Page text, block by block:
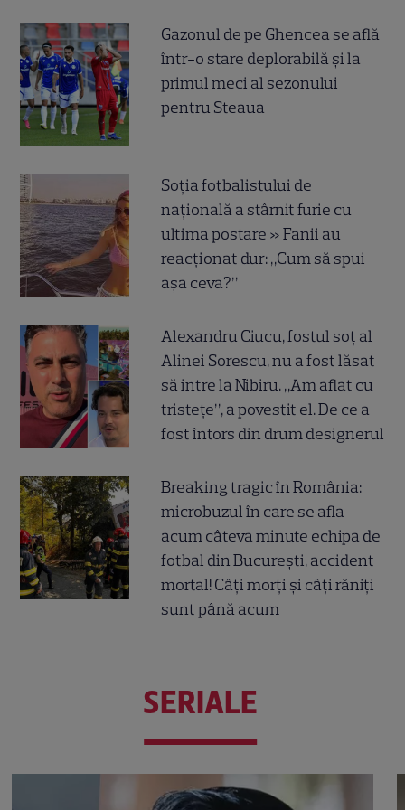
Gazonul de pe Ghencea se află
într-o stare deplorabilă și la
primul meci al sezonului
pentru Steaua
Soția fotbalistului de
națională a stârnit furie cu
ultima postare » Fanii au
reacționat dur: „Cum să spui
așa ceva?”
Alexandru Ciucu, fostul soț al
Alinei Sorescu, nu a fost lăsat
să intre la Nibiru. „Am aflat cu
tristețe”, a povestit el. De ce a
fost întors din drum designerul
Breaking tragic în România:
microbuzul în care se afla
acum câteva minute echipa de
fotbal din București, accident
mortal! Câți morți și câți răniți
sunt până acum
SERIALE